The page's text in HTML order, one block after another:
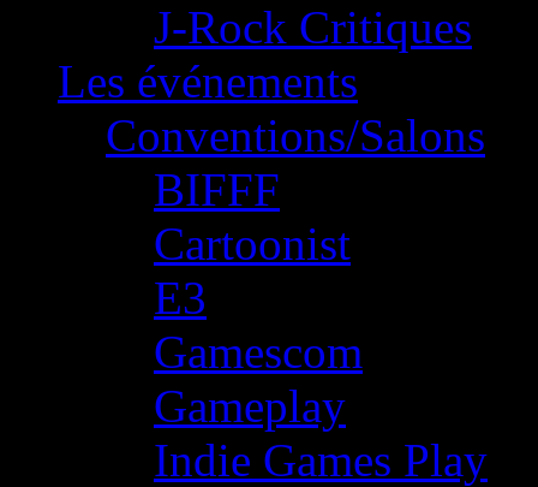
J-Rock Critiques
Les événements
Conventions/Salons
BIFFF
Cartoonist
E3
Gamescom
Gameplay
Indie Games Play